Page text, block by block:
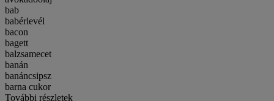
bab
babérlevél
bacon
bagett
balzsamecet
banán
banáncsipsz
barna cukor
További részletek